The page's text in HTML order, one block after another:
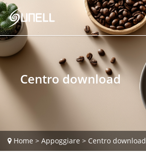
Home > Appoggiare > Centro download
Centro download